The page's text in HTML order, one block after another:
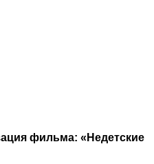
фильма: «Недетские